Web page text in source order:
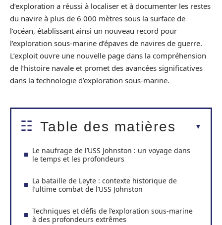
d’exploration a réussi à localiser et à documenter les restes
du navire à plus de 6 000 mètres sous la surface de
l’océan, établissant ainsi un nouveau record pour
l’exploration sous-marine d’épaves de navires de guerre.
L’exploit ouvre une nouvelle page dans la compréhension
de l’histoire navale et promet des avancées significatives
dans la technologie d’exploration sous-marine.
Table des matières
Le naufrage de l’USS Johnston : un voyage dans
le temps et les profondeurs
La bataille de Leyte : contexte historique de
l’ultime combat de l’USS Johnston
Techniques et défis de l’exploration sous-marine
à des profondeurs extrêmes